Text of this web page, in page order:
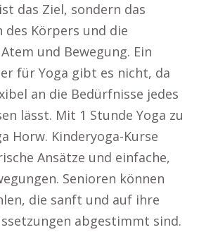
das Ziel, sondern das
des Körpers und die
und Bewegung. Ein
für Yoga gibt es nicht, da
an die Bedürfnisse jedes
lässt. Mit 1 Stunde Yoga zu
Horw. Kinderyoga-Kurse
Ansätze und einfache,
Senioren können
die sanft und auf ihre
abgestimmt sind.